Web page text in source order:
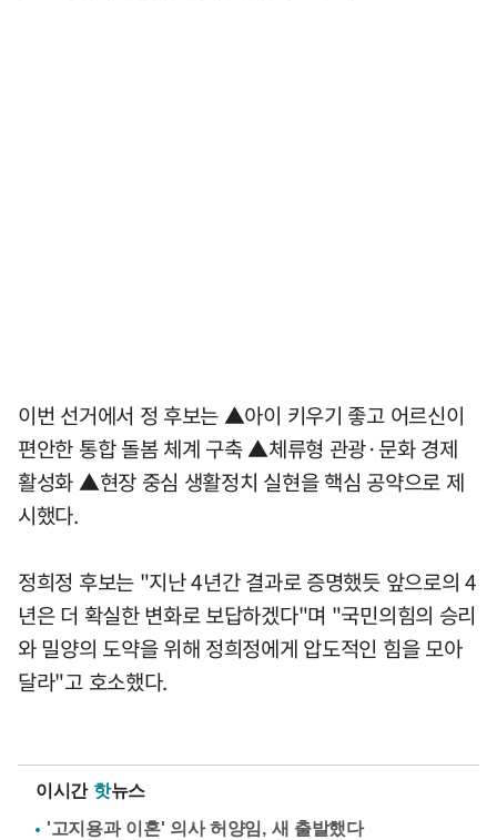
이번 선거에서 정 후보는 ▲아이 키우기 좋고 어르신이
편안한 통합 돌봄 체계 구축 ▲체류형 관광·문화 경제
활성화 ▲현장 중심 생활정치 실현을 핵심 공약으로 제
시했다.
정희정 후보는 "지난 4년간 결과로 증명했듯 앞으로의 4
년은 더 확실한 변화로 보답하겠다"며 "국민의힘의 승리
와 밀양의 도약을 위해 정희정에게 압도적인 힘을 모아
달라"고 호소했다.
이시간 핫뉴스
'고지용과 이혼' 의사 허양임, 새 출발했다